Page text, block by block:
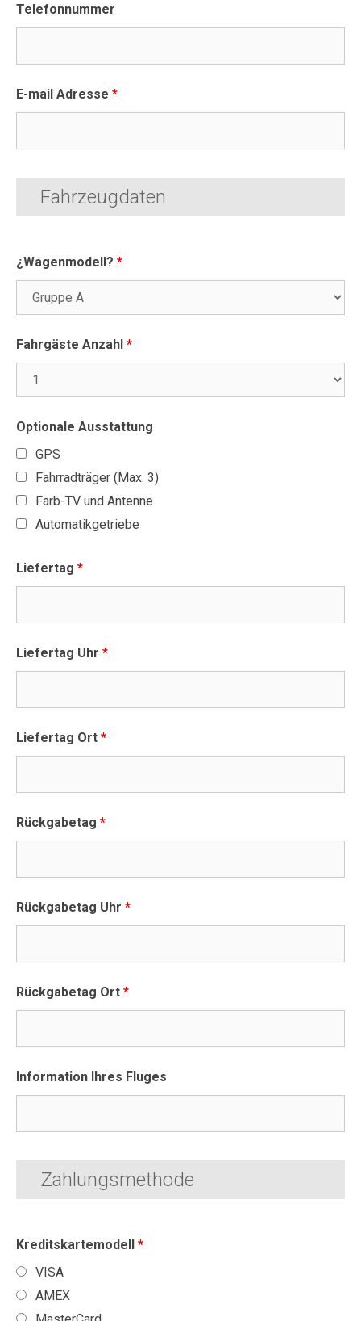
Telefonnummer
E-mail Adresse *
Fahrzeugdaten
¿Wagenmodell? *
Fahrgäste Anzahl *
Optionale Ausstattung
GPS
Fahrradträger (Max. 3)
Farb-TV und Antenne
Automatikgetriebe
Liefertag *
Liefertag Uhr *
Liefertag Ort *
Rückgabetag *
Rückgabetag Uhr *
Rückgabetag Ort *
Information Ihres Fluges
Zahlungsmethode
Kreditskartemodell *
VISA
AMEX